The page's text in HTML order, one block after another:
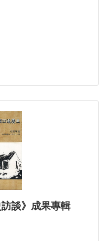
訪談》成果專輯